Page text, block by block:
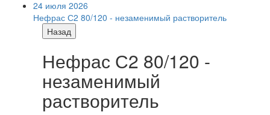
24 июля 2026
Нефрас С2 80/120 - незаменимый растворитель
Назад
Нефрас С2 80/120 -
незаменимый
растворитель